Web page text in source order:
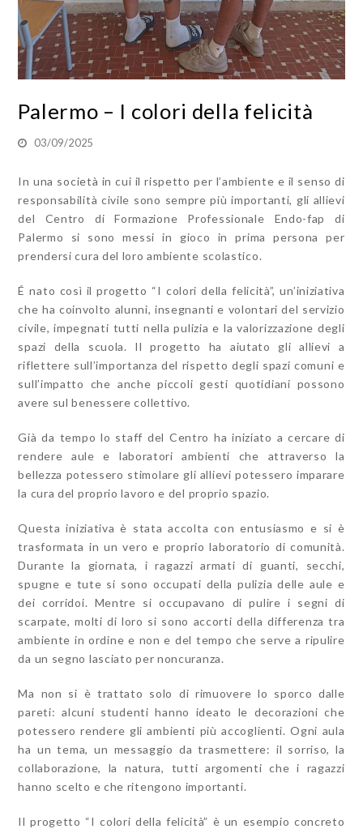
Palermo – I colori della felicità
03/09/2025
In una società in cui il rispetto per l’ambiente e il senso di
responsabilità civile sono sempre più importanti, gli allievi
del Centro di Formazione Professionale Endo-fap di
Palermo si sono messi in gioco in prima persona per
prendersi cura del loro ambiente scolastico.
É nato così il progetto “I colori della felicità”, un’iniziativa
che ha coinvolto alunni, insegnanti e volontari del servizio
civile, impegnati tutti nella pulizia e la valorizzazione degli
spazi della scuola. Il progetto ha aiutato gli allievi a
riflettere sull’importanza del rispetto degli spazi comuni e
sull’impatto che anche piccoli gesti quotidiani possono
avere sul benessere collettivo.
Già da tempo lo staff del Centro ha iniziato a cercare di
rendere aule e laboratori ambienti che attraverso la
bellezza potessero stimolare gli allievi potessero imparare
la cura del proprio lavoro e del proprio spazio.
Questa iniziativa è stata accolta con entusiasmo e si è
trasformata in un vero e proprio laboratorio di comunità.
Durante la giornata, i ragazzi armati di guanti, secchi,
spugne e tute si sono occupati della pulizia delle aule e
dei corridoi. Mentre si occupavano di pulire i segni di
scarpate, molti di loro si sono accorti della differenza tra
ambiente in ordine e non e del tempo che serve a ripulire
da un segno lasciato per noncuranza.
Ma non si è trattato solo di rimuovere lo sporco dalle
pareti: alcuni studenti hanno ideato le decorazioni che
potessero rendere gli ambienti più accoglienti. Ogni aula
ha un tema, un messaggio da trasmettere: il sorriso, la
collaborazione, la natura, tutti argomenti che i ragazzi
hanno scelto e che ritengono importanti.
Il progetto “I colori della felicità” è un esempio concreto